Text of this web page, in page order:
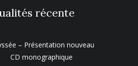
récente
– Présentation nouveau
CD monographique